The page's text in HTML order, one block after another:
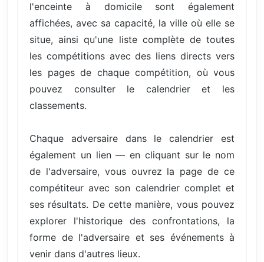
l'enceinte à domicile sont également
affichées, avec sa capacité, la ville où elle se
situe, ainsi qu'une liste complète de toutes
les compétitions avec des liens directs vers
les pages de chaque compétition, où vous
pouvez consulter le calendrier et les
classements.
Chaque adversaire dans le calendrier est
également un lien — en cliquant sur le nom
de l'adversaire, vous ouvrez la page de ce
compétiteur avec son calendrier complet et
ses résultats. De cette manière, vous pouvez
explorer l'historique des confrontations, la
forme de l'adversaire et ses événements à
venir dans d'autres lieux.